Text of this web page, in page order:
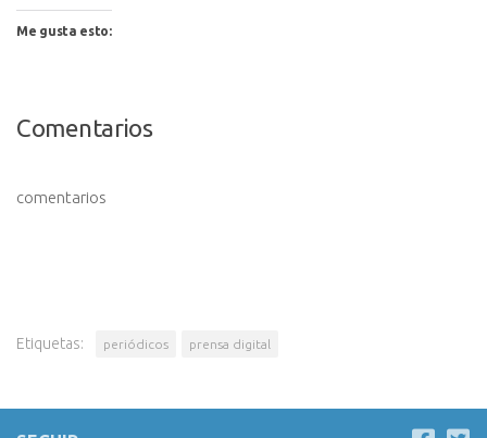
Me gusta esto:
Comentarios
comentarios
Etiquetas: periódicos prensa digital